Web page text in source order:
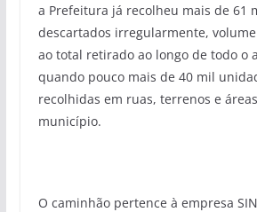
a Prefeitura já recolheu mais de 61
descartados irregularmente,
ao total retirado ao longo de todo o
quando pouco mais de 40 mil
recolhidas em ruas, terrenos e
município.
O caminhão pertence à empresa